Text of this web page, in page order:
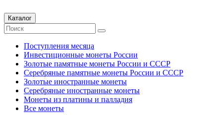
Каталог
Поступления месяца
Инвестиционные монеты России
Золотые памятные монеты России и СССР
Серебряные памятные монеты России и СССР
Золотые иностранные монеты
Серебряные иностранные монеты
Монеты из платины и палладия
Все монеты